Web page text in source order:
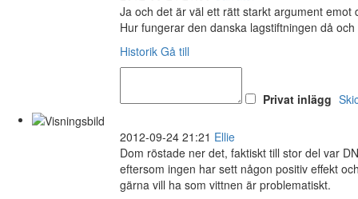
Ja och det är väl ett rätt starkt argument emot
Hur fungerar den danska lagstiftningen då
Historik Gå till
Privat inlägg
2012-09-24 21:21 Ellie
Dom röstade ner det, faktiskt till stor del var
eftersom ingen har sett någon positiv effekt
gärna vill ha som vittnen är problematiskt.